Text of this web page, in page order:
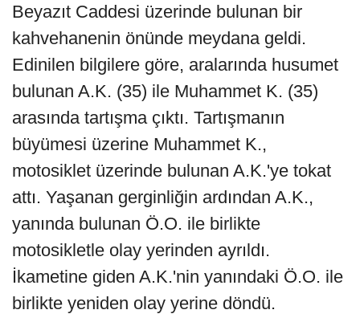
Beyazıt Caddesi üzerinde bulunan bir
kahvehanenin önünde meydana geldi.
Edinilen bilgilere göre, aralarında husumet
bulunan A.K. (35) ile Muhammet K. (35)
arasında tartışma çıktı. Tartışmanın
büyümesi üzerine Muhammet K.,
motosiklet üzerinde bulunan A.K.'ye tokat
attı. Yaşanan gerginliğin ardından A.K.,
yanında bulunan Ö.O. ile birlikte
motosikletle olay yerinden ayrıldı.
İkametine giden A.K.'nin yanındaki Ö.O. ile
birlikte yeniden olay yerine döndü.